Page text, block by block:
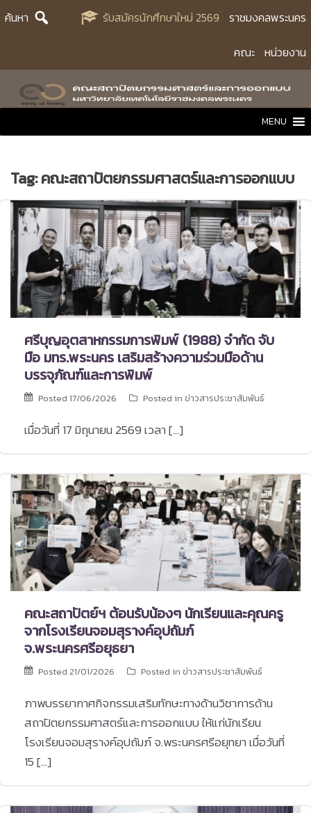
Skipค้นหา รับสมัครนักศึกษาใหม่ 2569 ราชมงคลพระนคร
คณะ หน่วยงาน
MENU
Tag:คณะสถาปัตยกรรมศาสตร์และการออกแบบ
ศรีบุญอุตสาหกรรมการพิมพ์ (1988) จำกัด จับ
มือ มทร.พระนคร เสริมสร้างความร่วมมือด้าน
บรรจุภัณฑ์และการพิมพ์
Posted 17/06/2026 Posted in ข่าวสารประชาสัมพันธ์
เมื่อวันที่ 17 มิถุนายน 2569 เวลา […]
คณะสถาปัตย์ฯ ต้อนรับน้องๆ นักเรียนและคุณครู
จากโรงเรียนจอมสุรางค์อุปถัมภ์
จ.พระนครศรีอยุธยา
Posted 21/01/2026 Posted in ข่าวสารประชาสัมพันธ์
ภาพบรรยากาศกิจกรรมเสริมทักษะทางด้านวิชาการด้าน
สถาปัตยกรรมศาสตร์และการออกแบบ ให้แก่นักเรียน
โรงเรียนจอมสุรางค์อุปถัมภ์ จ.พระนครศรีอยุทยา เมื่อวันที่
15 […]